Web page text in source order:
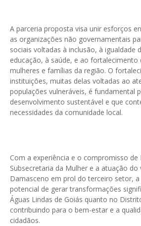
A parceria proposta visa unir esforços
as organizações não governamentais
sociais voltadas à inclusão, à igualdade
educação, à saúde, e ao fortalecimento
mulheres e famílias da região. O
instituições, muitas delas voltadas ao
populações vulneráveis, é fundamental
desenvolvimento sustentável e que
necessidades da comunidade local.
Com a experiência e o compromisso de
Subsecretaria da Mulher e a atuação do
Damasceno em prol do terceiro setor,
potencial de gerar transformações
Águas Lindas de Goiás quanto no
contribuindo para o bem-estar e a
cidadãos.